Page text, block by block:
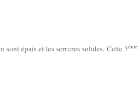
sont épais et les serrures solides. Cette 3ème